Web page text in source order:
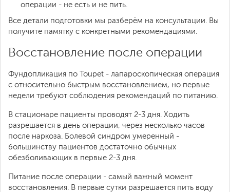
операции - не есть и не пить.
Все детали подготовки мы разберём на консультации. Вы
получите памятку с конкретными рекомендациями.
Восстановление после операции
Фундопликация по Toupet - лапароскопическая операция
с относительно быстрым восстановлением, но первые
недели требуют соблюдения рекомендаций по питанию.
В стационаре пациенты проводят 2-3 дня. Ходить
разрешается в день операции, через несколько часов
после наркоза. Болевой синдром умеренный -
большинству пациентов достаточно обычных
обезболивающих в первые 2-3 дня.
Питание после операции - самый важный момент
восстановления. В первые сутки разрешается пить воду